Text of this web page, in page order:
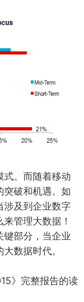
式。而随着移动
突破和机遇。如
涉及到企业数字
管理大数据！
键部分，当企业
数据时代。
》完整报告的读